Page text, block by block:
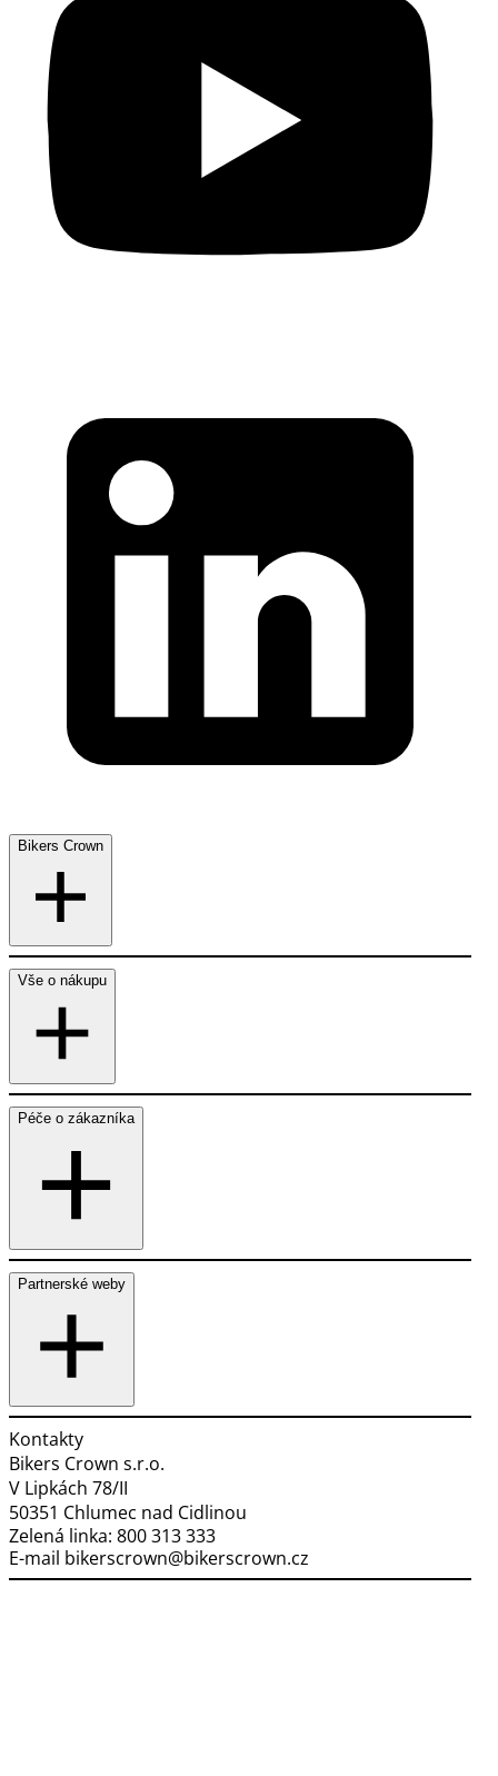
Bikers Crown
Vše o nákupu
Péče o zákazníka
Partnerské weby
Kontakty
Bikers Crown s.r.o.
V Lipkách 78/II
50351 Chlumec nad Cidlinou
Zelená linka: 800 313 333
E-mail bikerscrown@bikerscrown.cz